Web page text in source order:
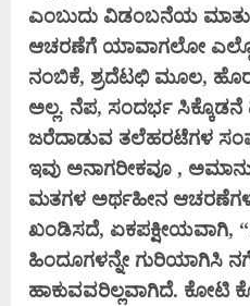
ಎಂಬುದು ವಿಡಂಬನೆಯ ಮಾತು.
ಆಚರಣೆಗೆ ಯಾವಾಗಲೋ
ನಂಬಿಕೆ, ಶ್ರದೆಟಛಿ ಮೂಲ,
ಅಲ್ಲ. ನೆಪ, ಸಂದರ್ಭ
ಜರೆದಾಡುವ ತಲೆಹರಟೆಗಳ
ಇವು ಅನಾಗರೀಕವೂ ,
ಮತಗಳ ಅರ್ಥಹೀನ
ಖಂಡಿಸದೆ, ಏಕಪಕ್ಷೀಯವಾಗಿ,
ಹಿಂದೂಗಳನ್ನೇ ಗುರಿಯಾಗಿಸಿ
ಹಾಕುವವರಿಲ್ಲವಾಗಿದೆ. ಕೋಟಿ